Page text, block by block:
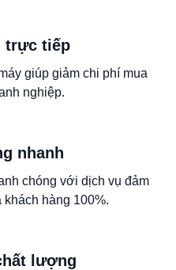
trực tiếp
giúp giảm chi phí mua
nghiệp.
nhanh
chóng với dịch vụ đảm
hàng 100%.
lượng